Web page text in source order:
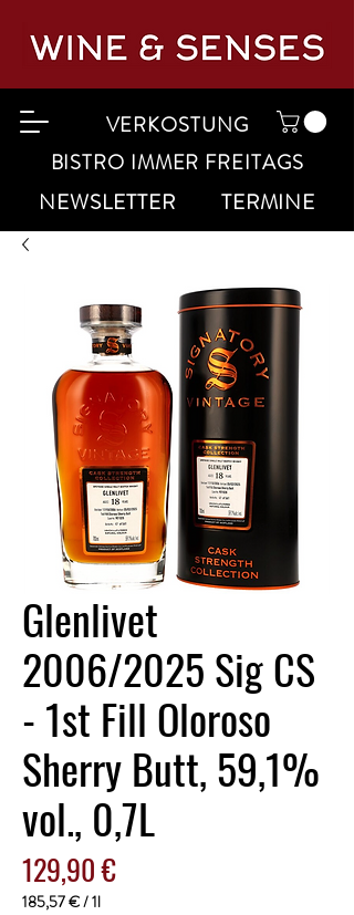
VERKOSTUNG
BISTRO IMMER FREITAGS
NEWSLETTER TERMINE
Glenlivet
2006/2025 Sig CS
- 1st Fill Oloroso
Sherry Butt, 59,1%
vol., 0,7L
129,90 €Preis
185,57 €/1l